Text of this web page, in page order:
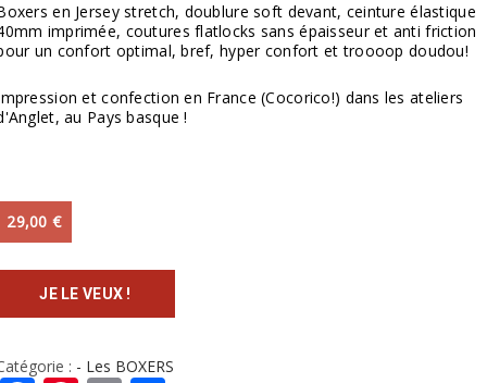
en Jersey stretch, doublure soft devant, ceinture élastique
imprimée, coutures flatlocks sans épaisseur et anti friction
un confort optimal, bref, hyper confort et troooop doudou!
et confection en France (Cocorico!) dans les ateliers
au Pays basque !
29,00€
JE LE VEUX !
: - Les BOXERS